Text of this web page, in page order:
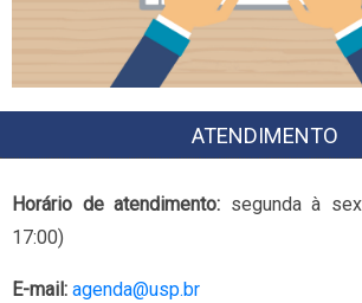
ATENDIMENTO
Horário de atendimento: segunda à
17:00)
E-mail: agenda@usp.br